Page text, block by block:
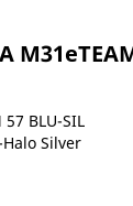
57 BLU-SIL
Silver